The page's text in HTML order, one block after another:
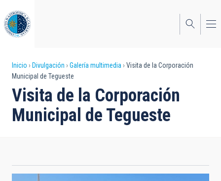
al
contenido
principal
Sobrescribir
enlaces
de
ayuda
navegación
Inicio Divulgación Galería multimedia
Visita de la Corporación
Municipal de Tegueste
Visita de la Corporación
Municipal de Tegueste